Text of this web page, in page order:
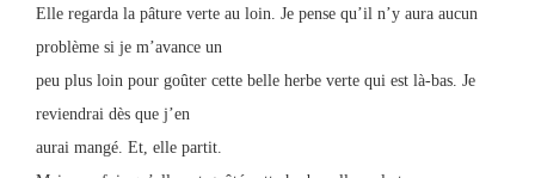
Elle regarda la pâture verte au loin. Je pense qu’il n’y aura aucun
problème si je m’avance un
peu plus loin pour goûter cette belle herbe verte qui est là-bas. Je
reviendrai dès que j’en
aurai mangé. Et, elle partit.